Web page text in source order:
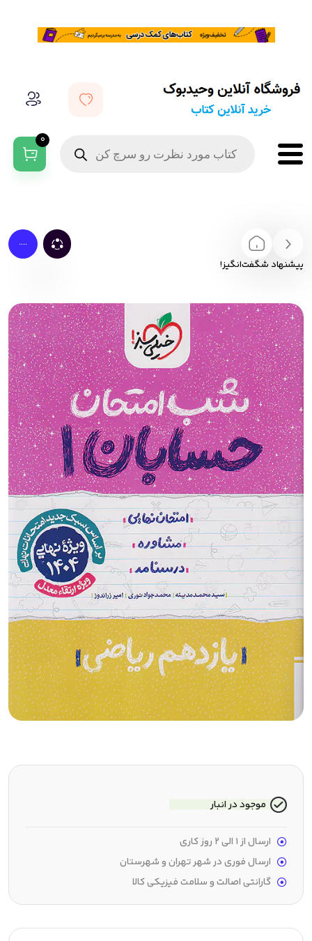
0
....
پیشنهاد شگفت‌انگیز!
موجود در انبار
ارسال از 1 الی 2 روز کاری
ارسال فوری در شهر تهران و شهرستان
گارانتی اصالت و سلامت فیزیکی کالا